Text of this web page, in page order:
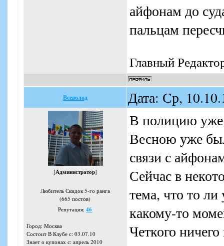
айфонам до
пальцам
Главный
Всеволод Дата: Ср,
[Администратор]
Любитель Скидок 5-го ранга
(665 постов)
Репутация:46
Город: Москва
Состоит В Клубе с: 03.07.10
Знает о купонах с: апрель 2010
В полицию уже
Весною уже
связи с
Сейчас в
тема, что то
какому-то
Четкого ничего